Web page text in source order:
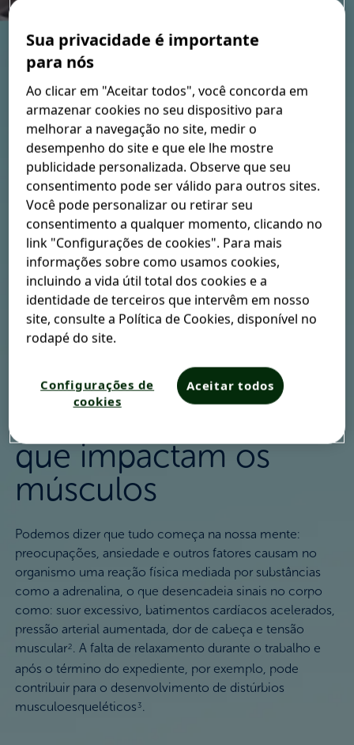
por diversos motivos: o trabalho, a atenção à família,
cuidado com a casa e com os filhos, além da vida cada
vez mais corrida que levamos acabam por nos deixar,
além de cansados, estressados. Dados da International
Stress Management Association (Associação
Internacional de Gerenciamento do Estresse, em
tradução livre) indicam que o Brasil é o segundo país
com o maior número de pessoas estressadas
economicamente ativas, sendo superado apenas pelo
Japão 1 uma das consequências associadas ao estresse é
a tensão muscular - e os problemas que podem se
relacionar a ela 2. Afinal, por que o estresse está associado
a esse sintoma?
Estresse causa
que impactam os
músculos
Podemos dizer que tudo começa na nossa mente:
preocupações, ansiedade e outros fatores causam no
organismo uma reação física mediada por substâncias
como a adrenalina, o que desencadeia sinais no corpo
como: suor excessivo, batimentos cardíacos acelerados,
pressão arterial aumentada, dor de cabeça e tensão
muscular 2. A falta de relaxamento durante o trabalho e
após o término do expediente, por exemplo, pode
contribuir para o desenvolvimento de distúrbios
musculoesqueléticos 3.
Sua privacidade é importante
para nós
Ao clicar em "Aceitar todos", você concorda em
armazenar cookies no seu dispositivo para
melhorar a navegação no site, medir o
desempenho do site e que ele lhe mostre
publicidade personalizada. Observe que seu
consentimento pode ser válido para outros sites.
Você pode personalizar ou retirar seu
consentimento a qualquer momento, clicando no
link "Configurações de cookies". Para mais
informações sobre como usamos cookies,
incluindo a vida útil total dos cookies e a
identidade de terceiros que intervêm em nosso
site, consulte a Política de Cookies, disponível no
rodapé do site.
Configurações de
cookies
Aceitar todos